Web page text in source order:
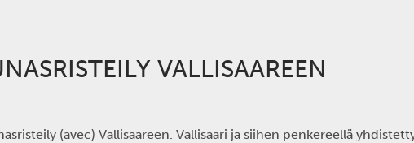
VALLISAAREEN
(avec) Vallisaareen. Vallisaari ja siihen penkereellä